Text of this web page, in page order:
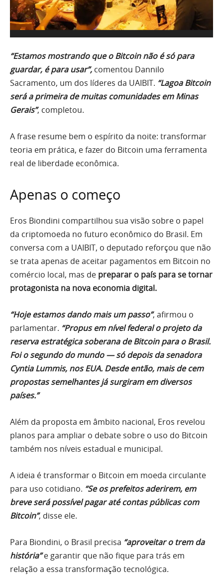
Don Biondini agora aceita bitcoin
Don Biondini agora aceita bitcoin
“Estamos mostrando que o Bitcoin não é só para
guardar, é para usar”, comentou Dannilo
Sacramento, um dos líderes da UAIBIT. “Lagoa Bitcoin
será a primeira de muitas comunidades em Minas
Gerais”, completou.
A frase resume bem o espírito da noite: transformar
teoria em prática, e fazer do Bitcoin uma ferramenta
real de liberdade econômica.
Apenas o começo
Eros Biondini compartilhou sua visão sobre o papel
da criptomoeda no futuro econômico do Brasil. Em
conversa com a UAIBIT, o deputado reforçou que não
se trata apenas de aceitar pagamentos em Bitcoin no
comércio local, mas de preparar o país para se tornar
protagonista na nova economia digital.
“Hoje estamos dando mais um passo”, afirmou o
parlamentar. “Propus em nível federal o projeto da
reserva estratégica soberana de Bitcoin para o Brasil.
Foi o segundo do mundo — só depois da senadora
Cyntia Lummis, nos EUA. Desde então, mais de cem
propostas semelhantes já surgiram em diversos
países.”
Além da proposta em âmbito nacional, Eros revelou
planos para ampliar o debate sobre o uso do Bitcoin
também nos níveis estadual e municipal.
A ideia é transformar o Bitcoin em moeda circulante
para uso cotidiano. “Se os prefeitos aderirem, em
breve será possível pagar até contas públicas com
Bitcoin”, disse ele.
Para Biondini, o Brasil precisa “aproveitar o trem da
história”e garantir que não fique para trás em
relação a essa transformação tecnológica.